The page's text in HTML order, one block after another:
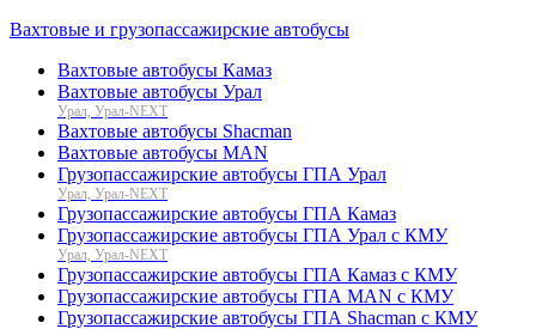
Вахтовые и грузопассажирские автобусы
Вахтовые автобусы Камаз
Вахтовые автобусы Урал
Урал, Урал-NEXT
Вахтовые автобусы Shacman
Вахтовые автобусы MAN
Грузопассажирские автобусы ГПА Урал
Урал, Урал-NEXT
Грузопассажирские автобусы ГПА Камаз
Грузопассажирские автобусы ГПА Урал с КМУ
Урал, Урал-NEXT
Грузопассажирские автобусы ГПА Камаз с КМУ
Грузопассажирские автобусы ГПА MAN с КМУ
Грузопассажирские автобусы ГПА Shacman с КМУ